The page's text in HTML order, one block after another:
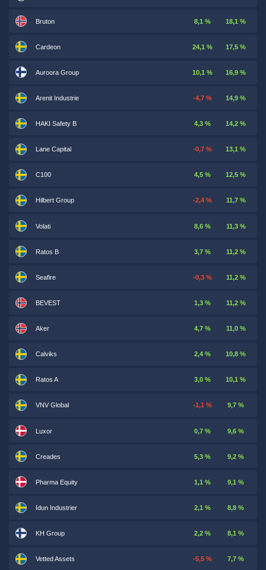
Bruton 8,1 % 18,1 %
Cardeon 24,1 % 17,5 %
Auroora Group 10,1 % 16,9 %
Arenit Industrie -4,7 % 14,9 %
HAKI Safety B 4,3 % 14,2 %
Lane Capital -0,7 % 13,1 %
C100 4,5 % 12,5 %
Hilbert Group -2,4 % 11,7 %
Volati 8,6 % 11,3 %
Ratos B 3,7 % 11,2 %
Seafire -0,3 % 11,2 %
BEVEST 1,3 % 11,2 %
Aker 4,7 % 11,0 %
Calviks 2,4 % 10,8 %
Ratos A 3,0 % 10,1 %
VNV Global -1,1 % 9,7 %
Luxor 0,7 % 9,6 %
Creades 5,3 % 9,2 %
Pharma Equity 1,1 % 9,1 %
Idun Industrier 2,1 % 8,8 %
KH Group 2,2 % 8,1 %
Vetted Assets -5,5 % 7,7 %